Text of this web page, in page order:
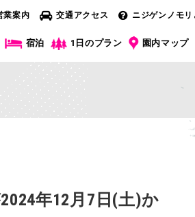
業案内 交通アクセス ニジゲンノモリ
宿泊 1日のプラン 園内マップ
年12月7日(土)か